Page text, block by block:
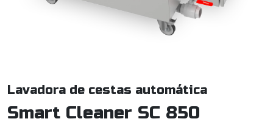
Lavadora de cestas automática
Smart Cleaner SC 850